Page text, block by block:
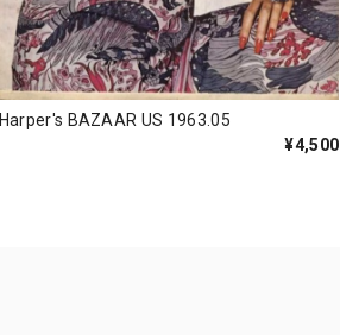
Harper's BAZAAR US 1963.05
¥4,500